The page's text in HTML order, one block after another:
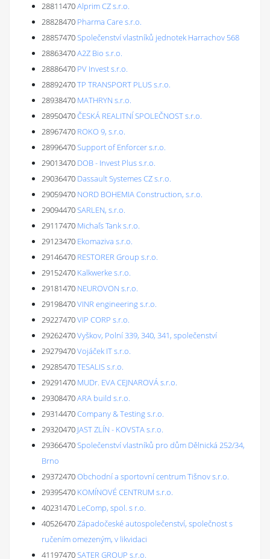
28811470Alprim CZ s.r.o.
28828470 Pharma Care s.r.o.
28857470Společenství vlastníků jednotek Harrachov 568
28863470A2Z Bio s.r.o.
28886470 PV Invest s.r.o.
28892470TP TRANSPORT PLUS s.r.o.
28938470 MATHRYN s.r.o.
28950470ČESKÁ REALITNÍ SPOLEČNOST s.r.o.
28967470 ROKO 9, s.r.o.
28996470Support of Enforcer s.r.o.
29013470 DOB - Invest Plus s.r.o.
29036470 Dassault Systemes CZ s.r.o.
29059470 NORD BOHEMIA Construction, s.r.o.
29094470SARLEN, s.r.o.
29117470 Michaľs Tank s.r.o.
29123470 Ekomaziva s.r.o.
29146470 RESTORER Group s.r.o.
29152470 Kalkwerke s.r.o.
29181470 NEUROVON s.r.o.
29198470VINR engineering s.r.o.
29227470VIP CORP s.r.o.
29262470Vyškov, Polní 339, 340, 341, společenství
29279470Vojáček IT s.r.o.
29285470TESALIS s.r.o.
29291470 MUDr. EVA CEJNAROVÁ s.r.o.
29308470ARA build s.r.o.
29314470Company & Testing s.r.o.
29320470 JAST ZLÍN - KOVSTA s.r.o.
29366470Společenství vlastníků pro dům Dělnická 252/34,
Brno
29372470Obchodní a sportovní centrum Tišnov s.r.o.
29395470 KOMÍNOVÉ CENTRUM s.r.o.
40231470 LeComp, spol. s r.o.
40526470Západočeské autospolečenství, společnost s
ručením omezeným, v likvidaci
41197470SATER GROUP s.r.o.